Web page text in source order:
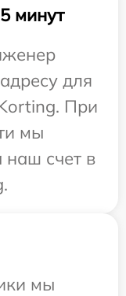
минут
для
При
мы
наш счет в
мы